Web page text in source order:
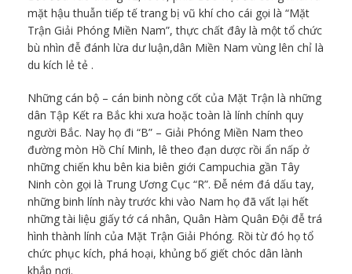
mặt hậu thuẫn tiếp tế trang bị vũ khí cho cái gọi là “Mặt
Trận Giải Phóng Miền Nam”, thực chất đây là một tổ chức
bù nhìn đễ đánh lừa dư luận,dân Miền Nam vùng lên chỉ là
du kích lẻ tẻ .
Những cán bộ – cán binh nòng cốt của Mặt Trận là những
dân Tập Kết ra Bắc khi xưa hoặc toàn là lính chính quy
người Bắc. Nay họ đi “B” – Giải Phóng Miền Nam theo
đường mòn Hồ Chí Minh, lê theo đạn dược rồi ẩn nấp ở
những chiến khu bên kia biên giới Campuchia gần Tây
Ninh còn gọi là Trung Ương Cục “R”. Đễ ném đá dấu tay,
những binh lính này trước khi vào Nam họ đã vất lại hết
những tài liệu giấy tớ cá nhân, Quân Hàm Quân Đội đễ trá
hình thành lính của Mặt Trận Giải Phóng. Rồi từ đó họ tổ
chức phục kích, phá hoại, khủng bố giết chóc dân lành
khắp nơi.